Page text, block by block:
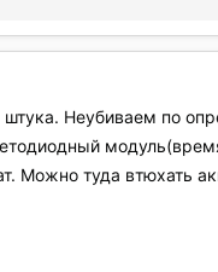
Неубиваем по
Можно туда втюхать